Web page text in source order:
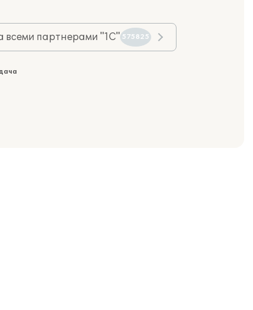
всеми партнерами "1С" 575825